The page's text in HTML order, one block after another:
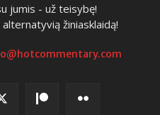
jumis - už teisybę!
žiniasklaidą!